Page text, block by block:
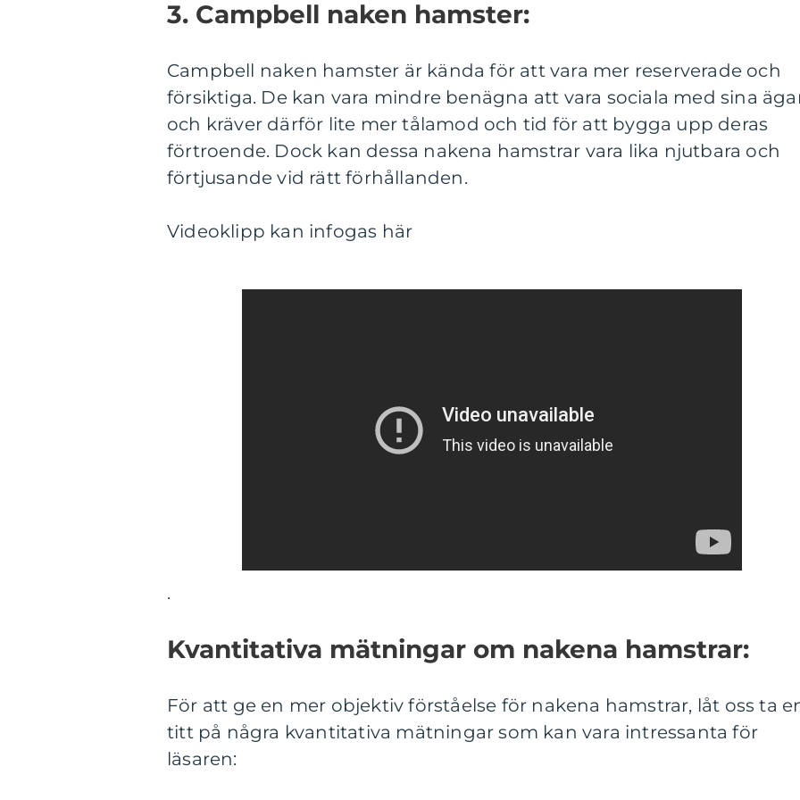
3. Campbell naken hamster:
Campbell naken hamster är kända för att vara mer reserverade och
försiktiga. De kan vara mindre benägna att vara sociala med sina
och kräver därför lite mer tålamod och tid för att bygga upp deras
förtroende. Dock kan dessa nakena hamstrar vara lika njutbara och
förtjusande vid rätt förhållanden.
Videoklipp kan infogas här
.
Kvantitativa mätningar om nakena hamstrar:
För att ge en mer objektiv förståelse för nakena hamstrar, låt oss ta
titt på några kvantitativa mätningar som kan vara intressanta för
läsaren: